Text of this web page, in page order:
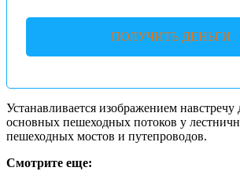
ПОЛУЧИТЬ ДЕНЬГИ
Устанавливается изображением
основных пешеходных потоков у
пешеходных мостов и путепроводов.
Смотрите еще: